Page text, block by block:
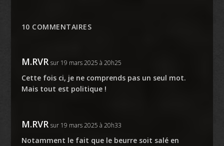
10 COMMENTAIRES
M.RVR sur 19 mars 2025 à 20h25
Cette fois ci, je ne comprends pas un seul mot.
Mais tout est politique !
M.RVR sur 19 mars 2025 à 20h33
Notamment le fait que le beurre soit salé en